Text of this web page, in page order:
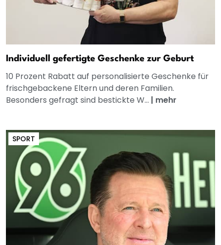
Individuell gefertigte Geschenke zur Geburt
10 Prozent Rabatt auf personalisierte Geschenke für
frischgebackene Eltern und deren Familien.
Besonders gefragt sind bestickte W... | mehr
SPORT